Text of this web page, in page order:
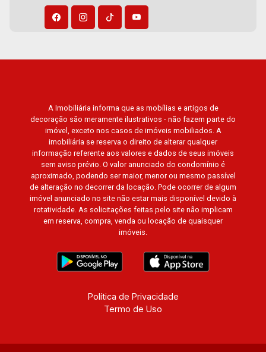
A Imobiliária informa que as mobílias e artigos de
decoração são meramente ilustrativos - não fazem parte do
imóvel, exceto nos casos de imóveis mobiliados. A
imobiliária se reserva o direito de alterar qualquer
informação referente aos valores e dados de seus imóveis
sem aviso prévio. O valor anunciado do condomínio é
aproximado, podendo ser maior, menor ou mesmo passível
de alteração no decorrer da locação. Pode ocorrer de algum
imóvel anunciado no site não estar mais disponível devido à
rotatividade. As solicitações feitas pelo site não implicam
em reserva, compra, venda ou locação de quaisquer
imóveis.
Política de Privacidade
Termo de Uso